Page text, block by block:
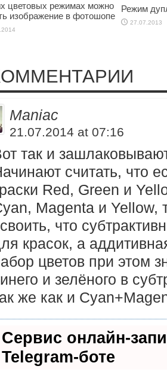
цветовых режимах можно
изображение в фотошопе
Режим
27.07.2013
Maniac
21.07.2014 at 07:16
так и
считать, что
Red, Green и
Magenta и Yellow,
что
красок, а
цветов при этом
и зелёного в
же как и
Сервис онлайн-
Telegram-боте